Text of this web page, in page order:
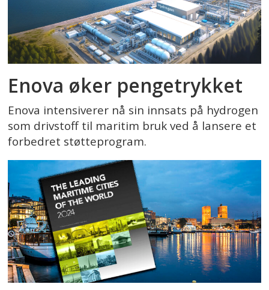
Enova øker pengetrykket
Enova intensiverer nå sin innsats på hydrogen
som drivstoff til maritim bruk ved å lansere et
forbedret støtteprogram.